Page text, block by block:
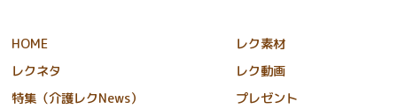
HOME
レク素材
レクネタ
レク動画
特集（介護レクNews）
プレゼント